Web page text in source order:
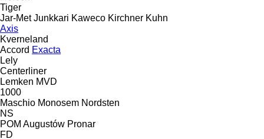
Tiger
Jar-Met Junkkari Kaweco Kirchner Kuhn
Axis
Kverneland
Accord Exacta
Lely
Centerliner
Lemken MVD
1000
Maschio Monosem Nordsten
NS
POM Augustów Pronar
FD